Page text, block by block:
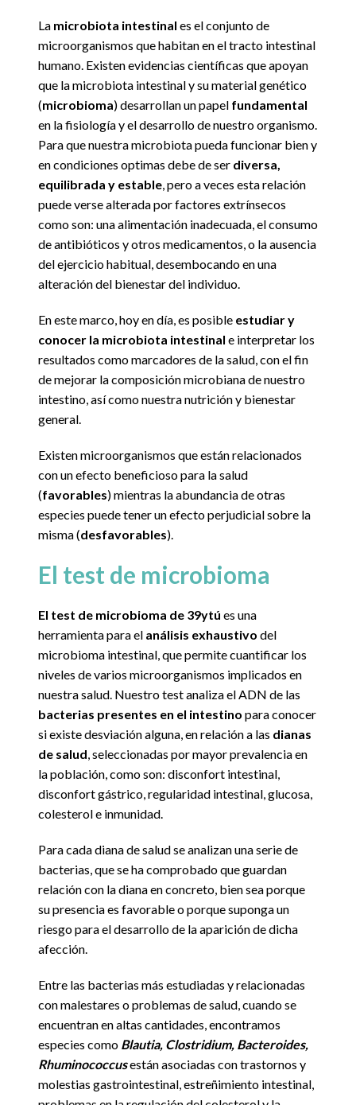
La microbiota intestinal es el conjunto de
microorganismos que habitan en el tracto intestinal
humano. Existen evidencias científicas que apoyan
que la microbiota intestinal y su material genético
(microbioma) desarrollan un papel fundamental
en la fisiología y el desarrollo de nuestro organismo.
Para que nuestra microbiota pueda funcionar bien y
en condiciones optimas debe de ser diversa,
equilibrada y estable , pero a veces esta relación
puede verse alterada por factores extrínsecos
como son: una alimentación inadecuada, el consumo
de antibióticos y otros medicamentos, o la ausencia
del ejercicio habitual, desembocando en una
alteración del bienestar del individuo.
En este marco, hoy en día, es posible estudiar y
conocer la microbiota intestinal e interpretar los
resultados como marcadores de la salud, con el fin
de mejorar la composición microbiana de nuestro
intestino, así como nuestra nutrición y bienestar
general.
Existen microorganismos que están relacionados
con un efecto beneficioso para la salud
(favorables) mientras la abundancia de otras
especies puede tener un efecto perjudicial sobre la
misma (desfavorables).
El test de microbioma
El test de microbioma de 39ytú es una
herramienta para el análisis exhaustivo del
microbioma intestinal, que permite cuantificar los
niveles de varios microorganismos implicados en
nuestra salud. Nuestro test analiza el ADN de las
bacterias presentes en el intestino para conocer
si existe desviación alguna, en relación a las dianas
de salud , seleccionadas por mayor prevalencia en
la población, como son: disconfort intestinal,
disconfort gástrico, regularidad intestinal, glucosa,
colesterol e inmunidad.
Para cada diana de salud se analizan una serie de
bacterias, que se ha comprobado que guardan
relación con la diana en concreto, bien sea porque
su presencia es favorable o porque suponga un
riesgo para el desarrollo de la aparición de dicha
afección.
Entre las bacterias más estudiadas y relacionadas
con malestares o problemas de salud, cuando se
encuentran en altas cantidades, encontramos
especies como Blautia, Clostridium, Bacteroides,
Rhuminococcusestán asociadas con trastornos y
molestias gastrointestinal, estreñimiento intestinal,